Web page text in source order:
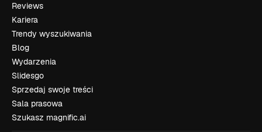
Reviews
Kariera
Trendy wyszukiwania
Blog
Wydarzenia
Slidesgo
Sprzedaj swoje treści
Sala prasowa
Szukasz magnific.ai